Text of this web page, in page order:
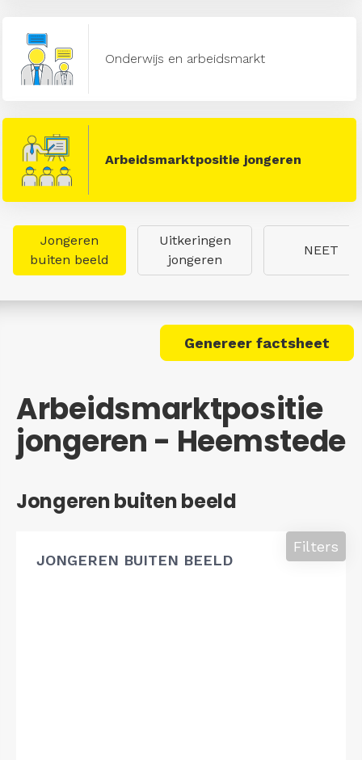
Onderwijs en arbeidsmarkt
Arbeidsmarktpositie jongeren
Jongeren
buiten beeld
Uitkeringen
jongeren
NEET
Genereer factsheet
Arbeidsmarktpositie
jongeren - Heemstede
Jongeren buiten beeld
JONGEREN BUITEN BEELD
Filters